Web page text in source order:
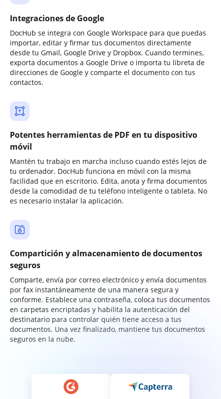
Integraciones de Google
DocHub se integra con Google Workspace para que puedas
importar, editar y firmar tus documentos directamente
desde tu Gmail, Google Drive y Dropbox. Cuando termines,
exporta documentos a Google Drive o importa tu libreta de
direcciones de Google y comparte el documento con tus
contactos.
Potentes herramientas de PDF en tu dispositivo
móvil
Mantén tu trabajo en marcha incluso cuando estés lejos de
tu ordenador. DocHub funciona en móvil con la misma
facilidad que en escritorio. Edita, anota y firma documentos
desde la comodidad de tu teléfono inteligente o tableta. No
es necesario instalar la aplicación.
Compartición y almacenamiento de documentos
seguros
Comparte, envía por correo electrónico y envía documentos
por fax instantáneamente de una manera segura y
conforme. Establece una contraseña, coloca tus documentos
en carpetas encriptadas y habilita la autenticación del
destinatario para controlar quién tiene acceso a tus
documentos. Una vez finalizado, mantiene tus documentos
seguros en la nube.